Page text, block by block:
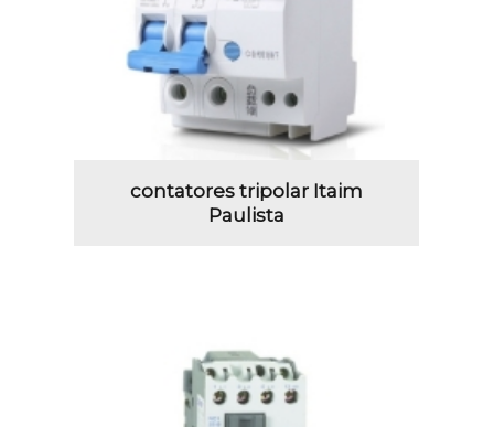
contatores tripolar Itaim
Paulista